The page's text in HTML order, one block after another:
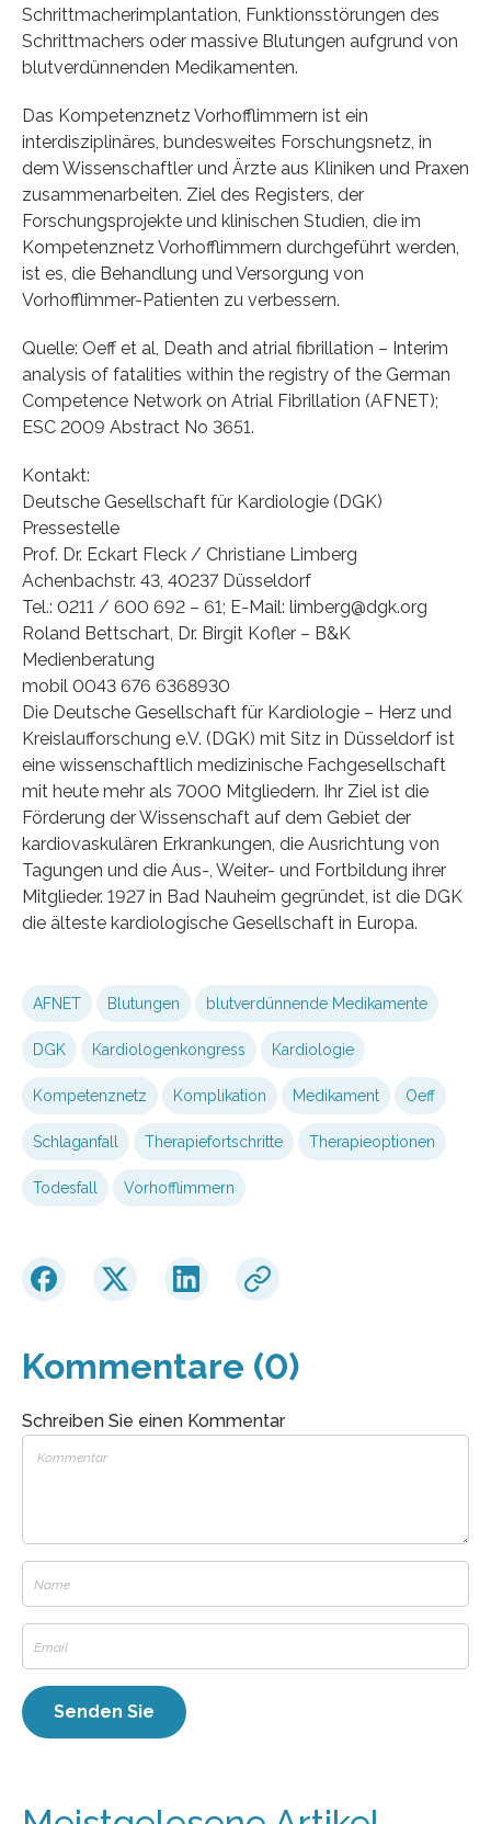
Schrittmacherimplantation, Funktionsstörungen des
Schrittmachers oder massive Blutungen aufgrund von
blutverdünnenden Medikamenten.
Das Kompetenznetz Vorhofflimmern ist ein
interdisziplinäres, bundesweites Forschungsnetz, in
dem Wissenschaftler und Ärzte aus Kliniken und Praxen
zusammenarbeiten. Ziel des Registers, der
Forschungsprojekte und klinischen Studien, die im
Kompetenznetz Vorhofflimmern durchgeführt werden,
ist es, die Behandlung und Versorgung von
Vorhofflimmer-Patienten zu verbessern.
Quelle: Oeff et al, Death and atrial fibrillation – Interim
analysis of fatalities within the registry of the German
Competence Network on Atrial Fibrillation (AFNET);
ESC 2009 Abstract No 3651.
Kontakt:
Deutsche Gesellschaft für Kardiologie (DGK)
Pressestelle
Prof. Dr. Eckart Fleck / Christiane Limberg
Achenbachstr. 43, 40237 Düsseldorf
Tel.: 0211 / 600 692 – 61; E-Mail: limberg@dgk.org
Roland Bettschart, Dr. Birgit Kofler – B&K
Medienberatung
mobil 0043 676 6368930
Die Deutsche Gesellschaft für Kardiologie – Herz und
Kreislaufforschung e.V. (DGK) mit Sitz in Düsseldorf ist
eine wissenschaftlich medizinische Fachgesellschaft
mit heute mehr als 7000 Mitgliedern. Ihr Ziel ist die
Förderung der Wissenschaft auf dem Gebiet der
kardiovaskulären Erkrankungen, die Ausrichtung von
Tagungen und die Aus-, Weiter- und Fortbildung ihrer
Mitglieder. 1927 in Bad Nauheim gegründet, ist die DGK
die älteste kardiologische Gesellschaft in Europa.
AFNET Blutungen blutverdünnende Medikamente
DGK Kardiologenkongress Kardiologie
Kompetenznetz Komplikation Medikament Oeff
Schlaganfall Therapiefortschritte Therapieoptionen
Todesfall Vorhofflimmern
Kommentare (0)
Schreiben Sie einen Kommentar